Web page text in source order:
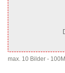
max. 10 Bilder -